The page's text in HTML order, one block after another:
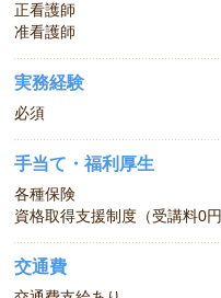
正看護師
准看護師
実務経験
必須
手当て・福利厚生
各種保険
資格取得支援制度（受講料0円
交通費